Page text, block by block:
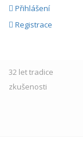
Přihlášení
Registrace
32 lettradice
zkušenosti